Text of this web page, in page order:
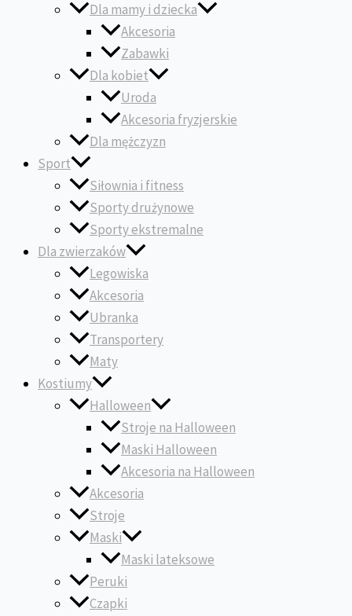
Dla mamy i dziecka
Akcesoria
Zabawki
Dla kobiet
Uroda
Akcesoria fryzjerskie
Dla mężczyzn
Sport
Siłownia i fitness
Sporty drużynowe
Sporty ekstremalne
Dla zwierzaków
Legowiska
Akcesoria
Ubranka
Transportery
Maty
Kostiumy
Halloween
Stroje na Halloween
Maski Halloween
Akcesoria na Halloween
Akcesoria
Stroje
Maski
Maski lateksowe
Peruki
Czapki